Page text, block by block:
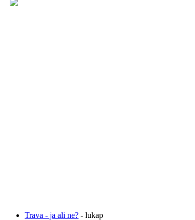
Trava - ja ali ne? - lukap